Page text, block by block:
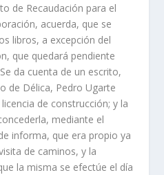
de Recaudación para el
acuerda, que se
libros, a excepción del
que quedará pendiente
da cuenta de un escrito,
de Délica, Pedro Ugarte
de construcción; y la
mediante el
informa, que era propio ya
de caminos, y la
la misma se efectúe el día